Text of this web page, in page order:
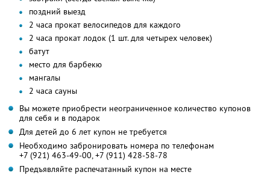
поздний выезд
2 часа прокат велосипедов для каждого
2 часа прокат лодок (1 шт. для четырех человек)
батут
место для барбекю
мангалы
2 часа сауны
Вы можете приобрести неограниченное количество купонов
для себя и в подарок
Для детей до 6 лет купон не требуется
Необходимо забронировать номера по телефонам
+7 (921) 463-49-00, +7 (911) 428-58-78
Предъявляйте распечатанный купон на месте